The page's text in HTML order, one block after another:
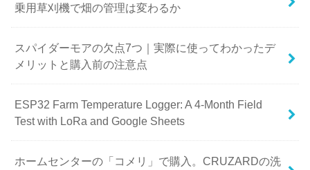
乗用草刈機で畑の管理は変わるか
スパイダーモアの欠点7つ｜実際に使ってわかったデ
メリットと購入前の注意点
ESP32 Farm Temperature Logger: A 4-Month Field
Test with LoRa and Google Sheets
ホームセンターの「コメリ」で購入。CRUZARDの洗